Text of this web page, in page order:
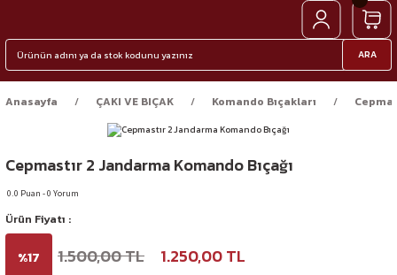
ARA
Anasayfa ÇAKI VE BIÇAK Komando Bıçakları
Cepmastır 2 Jandarma Komando Bıçağı
0.0 Puan - 0 Yorum
Ürün Fiyatı :
%17 1.500,00 TL 1.250,00 TL